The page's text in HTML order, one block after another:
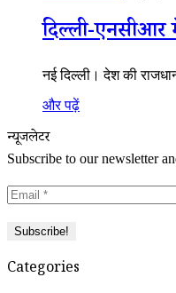
दिल्ली-एनसीआर
नई दिल्ली। देश की
और पढ़ें
न्यूजलेटर
Subscribe to our newsletter
Categories